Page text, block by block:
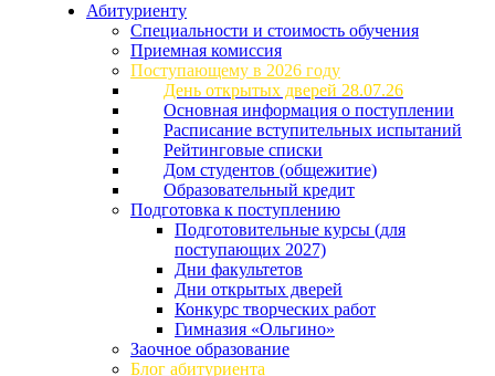
Абитуриенту
Специальности и стоимость обучения
Приемная комиссия
Поступающему в 2026 году
День открытых дверей 28.07.26
Основная информация о поступлении
Расписание вступительных испытаний
Рейтинговые списки
Дом студентов (общежитие)
Образовательный кредит
Подготовка к поступлению
Подготовительные курсы (для
поступающих 2027)
Дни факультетов
Дни открытых дверей
Конкурс творческих работ
Гимназия «Ольгино»
Заочное образование
Блог абитуриента